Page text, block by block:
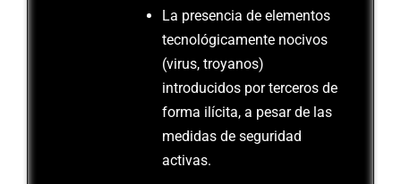
La presencia de elementos
tecnológicamente nocivos
(virus, troyanos)
introducidos por terceros de
forma ilícita, a pesar de las
medidas de seguridad
activas.